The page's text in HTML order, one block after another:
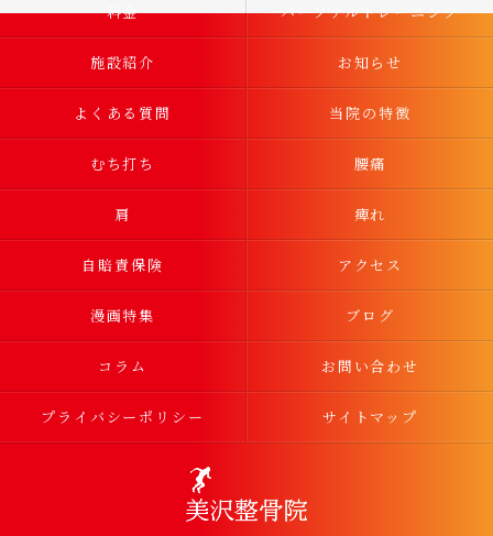
料金 パーソナルトレーニング
施設紹介 お知らせ
よくある質問 当院の特徴
むち打ち 腰痛
肩 痺れ
自賠責保険 アクセス
漫画特集 ブログ
コラム お問い合わせ
プライバシーポリシー サイトマップ